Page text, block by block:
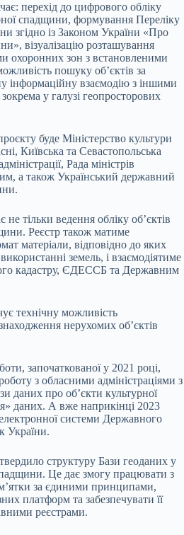
перехід до цифрового обліку
спадщини, формування Переліку
згідно із Законом України «Про
візуалізацію розташування
охоронних зон з встановленими
пошуку об’єктів за
інформаційну взаємодію з іншими
у галузі геопросторових
буде Міністерство культури
Київська та Севастопольська
Рада міністрів
а також Український державний
тільки ведення обліку об’єктів
Реєстр також матиме
матеріали, відповідно до яких
земель, і взаємодіятиме
кадастру, ЄДЕССБ та Державним
технічну можливість
знаходження нерухомих об’єктів
започаткованої у 2021 році,
з обласними адміністраціями з
даних про об’єкти культурної
даних. А вже наприкінці 2023
системи Державного
України.
структуру Бази геоданих у
Це дає змогу працювати з
за єдиними принципами,
платформ та забезпечувати її
реєстрами.